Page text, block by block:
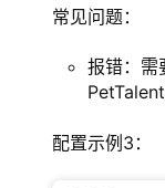
常见问题：
报错：需
配置示例3：